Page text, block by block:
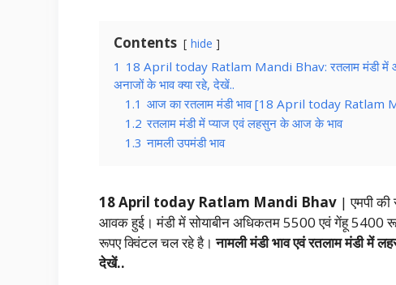
Contents hide
1 18 April today Ratlam Mandi Bhav: रतलाम मंडी में
अनाजों के भाव क्या रहे, देखें..
1.1 आज का रतलाम मंडी भाव [18 April today Ratlam
1.2 रतलाम मंडी में प्याज एवं लहसुन के आज के भाव
1.3 नामली उपमंडी भाव
18 April today Ratlam Mandi Bhav | एमपी
आवक हुई। मंडी में सोयाबीन अधिकतम 5500 एवं गेंहू 5400
रूपए क्विंटल चल रहे है। नामली मंडी भाव एवं रतलाम मंडी में
देखें..